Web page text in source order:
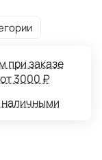
при заказе
3000 ₽
наличными